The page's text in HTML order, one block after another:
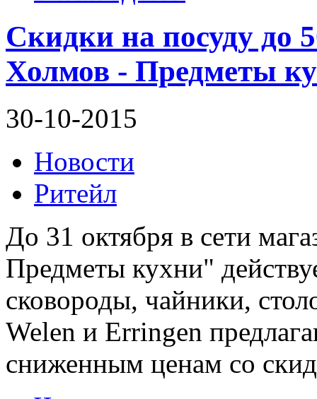
Скидки на посуду до
Холмов - Предметы
30-10-2015
Новости
Ритейл
До 31 октября в сети
Предметы кухни"
сковороды, чайники,
Welen и Erringen
сниженным ценам со